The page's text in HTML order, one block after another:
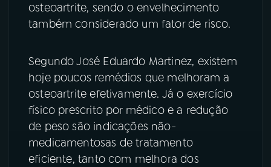
osteoartrite, sendo o envelhecimento
também considerado um fator de risco.
Segundo José Eduardo Martinez, existem
hoje poucos remédios que melhoram a
osteoartrite efetivamente. Já o exercício
físico prescrito por médico e a redução
de peso são indicações não-
medicamentosas de tratamento
eficiente, tanto com melhora dos